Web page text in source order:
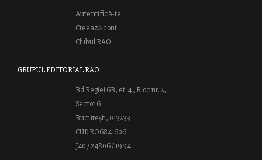
Autentifică-te
Creează cont
Clubul RAO
GRUPUL EDITORIAL RAO
Bd.Regiei 6B, et. 4 , Bloc nr. 2,
Sector 6
București, 013233
CUI: RO6841606
J40 / 24806 / 1994